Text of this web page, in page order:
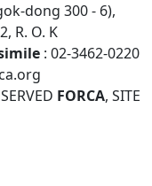
dong 300 - 6),
R. O. K
: 02-3462-0220
FORCA, SITE